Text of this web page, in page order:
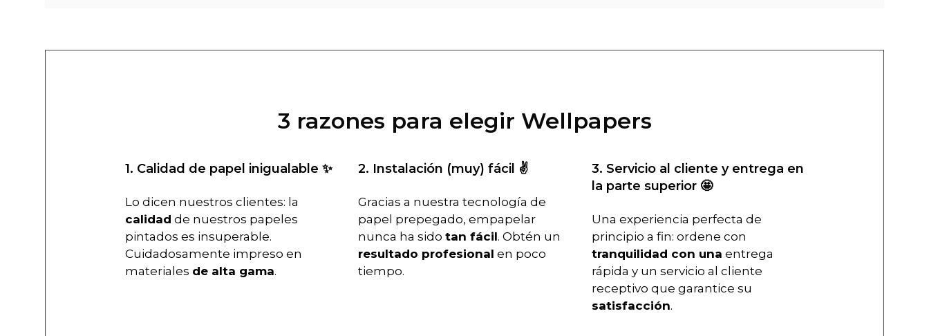
3 razones para elegir Wellpapers
1. Calidad de papel inigualable ✨
Lo dicen nuestros clientes: la
calidad de nuestros papeles
pintados es insuperable.
Cuidadosamente impreso en
materiales de alta gama.
2. Instalación (muy) fácil ✌️
Gracias a nuestra tecnología de
papel prepegado, empapelar
nunca ha sidotan fácil. Obtén un
resultado profesional en poco
tiempo.
3. Servicio al cliente y entrega en
la parte superior 🤩
Una experiencia perfecta de
principio a fin: ordene con
tranquilidad con una entrega
rápida y un servicio al cliente
receptivo que garantice su
satisfacción.